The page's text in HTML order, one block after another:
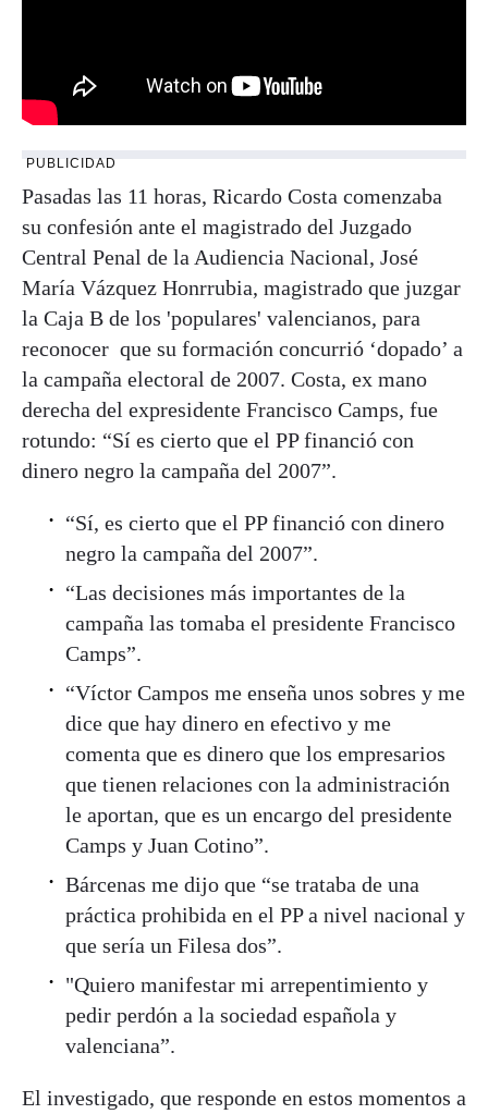
PUBLICIDAD
Pasadas las 11 horas, Ricardo Costa comenzaba
su confesión ante el magistrado del Juzgado
Central Penal de la Audiencia Nacional, José
María Vázquez Honrrubia, magistrado que juzgar
la Caja B de los 'populares' valencianos, para
reconocer que su formación concurrió ‘dopado’ a
la campaña electoral de 2007. Costa, ex mano
derecha del expresidente Francisco Camps, fue
rotundo: “Sí es cierto que el PP financió con
dinero negro la campaña del 2007”.
“Sí, es cierto que el PP financió con dinero
negro la campaña del 2007”.
“Las decisiones más importantes de la
campaña las tomaba el presidente Francisco
Camps”.
“Víctor Campos me enseña unos sobres y me
dice que hay dinero en efectivo y me
comenta que es dinero que los empresarios
que tienen relaciones con la administración
le aportan, que es un encargo del presidente
Camps y Juan Cotino”.
Bárcenas me dijo que “se trataba de una
práctica prohibida en el PP a nivel nacional y
que sería un Filesa dos”.
"Quiero manifestar mi arrepentimiento y
pedir perdón a la sociedad española y
valenciana”.
El investigado, que responde en estos momentos a